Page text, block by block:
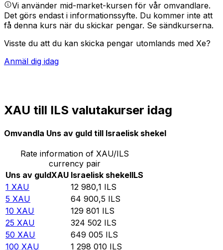
Vi använder mid-market-kursen för vår omvandlare.
Det görs endast i informationssyfte. Du kommer inte att
få denna kurs när du skickar pengar. Se sändkurserna.
Visste du att du kan skicka pengar utomlands med Xe?
Anmäl dig idag
XAU till ILS valutakurser idag
Omvandla Uns av guld till Israelisk shekel
Rate information of XAU/ILS
currency pair
Uns av guldXAU Israelisk shekelILS
1 XAU 12 980,1 ILS
5 XAU 64 900,5 ILS
10 XAU 129 801 ILS
25 XAU 324 502 ILS
50 XAU 649 005 ILS
100 XAU 1 298 010 ILS